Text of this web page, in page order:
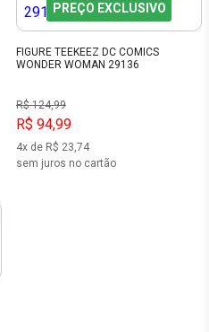
PREÇO EXCLUSIVO
FIGURE TEEKEEZ DC COMICS
WONDER WOMAN 29136
R$ 124,99
R$ 94,99
4x de R$ 23,74
sem juros no cartão